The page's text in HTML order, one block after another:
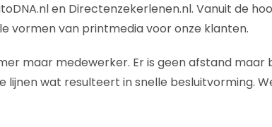
en Directenzekerlenen.nl. Vanuit de
vormen van printmedia voor onze klanten.
maar medewerker. Er is geen afstand maar
wat resulteert in snelle besluitvorming.